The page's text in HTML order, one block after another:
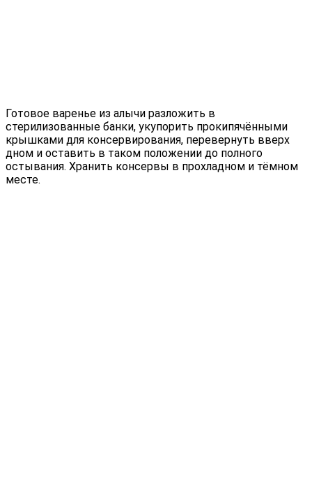
Готовое варенье из алычи разложить в
стерилизованные банки, укупорить прокипячёнными
крышками для консервирования, перевернуть вверх
дном и оставить в таком положении до полного
остывания. Хранить консервы в прохладном и тёмном
месте.